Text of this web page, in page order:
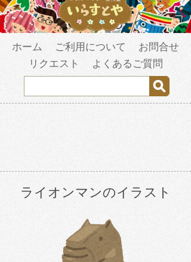
ホーム ご利用について
お問合せ
リクエスト
よくあるご質問
ライオンマンのイラスト